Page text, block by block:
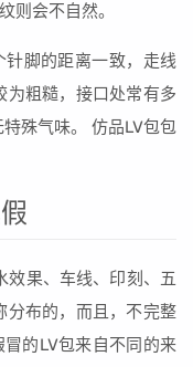
则会不自然。
针脚的距离一致，走线
为粗糙，接口处常有多
殊气味。 仿品LV包包
效果、车线、印刻、五
分布的，而且，不完整
的LV包来自不同的来